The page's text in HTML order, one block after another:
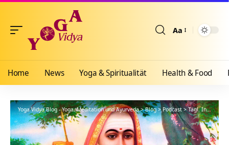
Aa
Home News Yoga & Spiritualität Health & Food
Yoga Vidya Blog - Yoga, Meditation und Ayurveda>Blog>Podcast>Tägl. Inspiration